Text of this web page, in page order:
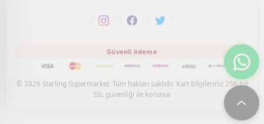
© 2026 Starling Supermarket. Tüm hakları saklıdır. Kart bilgileriniz 256-bit
SSL güvenliği ile korunur.